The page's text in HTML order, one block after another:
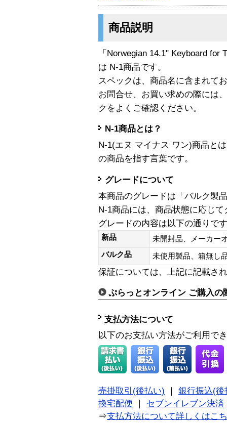
商品説明
「Norwegian 14.1" Keyboard for
は N-1商品です。
スペックは、商品名に含まれて
お問合せ、お買い求めの際には
クをよくご確認ください。
N-1商品とは？
N-1(エヌ マイナス ワン)商品と
の商品を指す言葉です。
グレードについて
本商品のグレードは「バルク製
N-1商品には、商品状態に応じ
グレードの内容は以下の通りで
新品
未開封品、メーカー
バルク品
未使用製品、箱無
保証については、上記に記載さ
ぷらっとオンライン ご購入の
支払方法について
以下のお支払い方法がご利用で
売掛取引(後払い)
銀行振込(後
換宅配便
セブンイレブン決済
⇒支払方法について詳しくはこ